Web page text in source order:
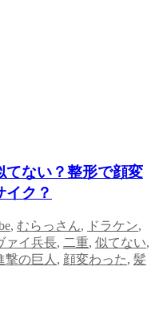
てない？整形で顔変
イク？
, むらっさん, ドラケン,
ァイ兵長, 二重, 似てない,
撃の巨人 , 顔変わった, 髪